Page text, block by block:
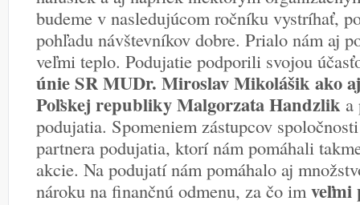
budeme v nasledujúcom ročníku vystríhať,
pohľadu návštevníkov dobre. Prialo nám aj
veľmi teplo. Podujatie podporili svojou
únie SR MUDr. Miroslav Mikolášik ako
Poľskej republiky Malgorzata Handzlik a
podujatia. Spomeniem zástupcov
partnera podujatia, ktorí nám pomáhali
akcie. Na podujatí nám pomáhalo aj
nároku na finančnú odmenu, za čo imveľmi